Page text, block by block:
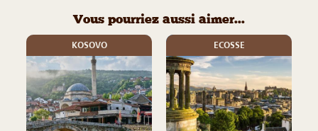
Vous pourriez aussi aimer...
KOSOVO ECOSSE